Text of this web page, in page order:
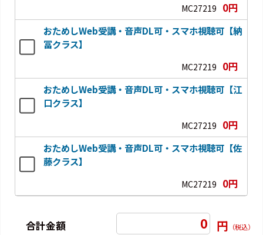
MC27219 0円
おためしWeb受講・音声DL可・スマホ視聴可【納
冨クラス】
MC27219 0円
おためしWeb受講・音声DL可・スマホ視聴可【江
口クラス】
MC27219 0円
おためしWeb受講・音声DL可・スマホ視聴可【佐
藤クラス】
MC27219 0円
合計金額 0 円 （税込）